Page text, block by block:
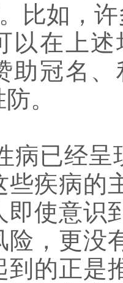
。比如，
以在上
助冠名
。
已经呈
些疾病的
即使意识
险，更没
到的正是